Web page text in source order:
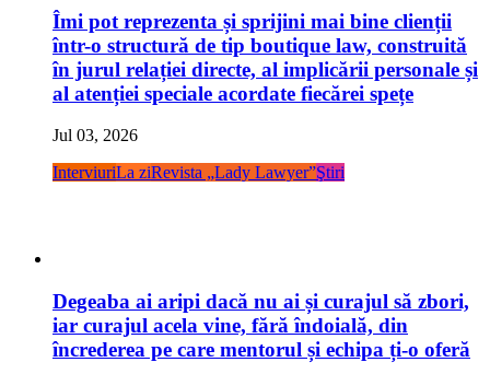
Îmi pot reprezenta și sprijini mai bine clienții
într-o structură de tip boutique law, construită
în jurul relației directe, al implicării personale și
al atenției speciale acordate fiecărei spețe
Jul 03, 2026
InterviuriLa ziRevista „Lady Lawyer”Ştiri
Degeaba ai aripi dacă nu ai și curajul să zbori,
iar curajul acela vine, fără îndoială, din
încrederea pe care mentorul și echipa ți-o oferă